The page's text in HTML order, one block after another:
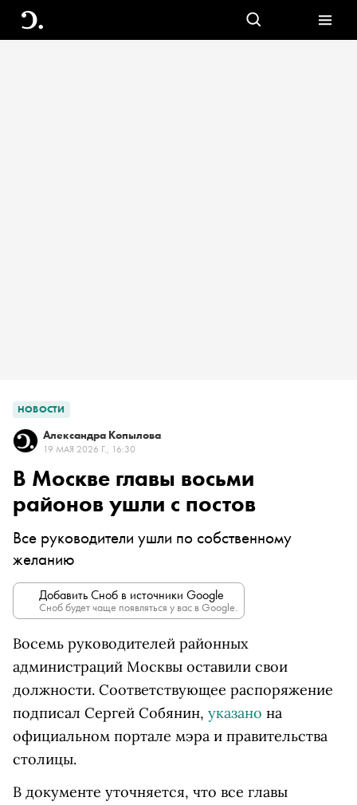
НОВОСТИ
Александра Копылова
19 МАЯ 2026 Г., 16:30
В Москве главы восьми
районов ушли с постов
Все руководители ушли по собственному
желанию
Добавить Сноб в источники Google
Сноб будет чаще появляться у вас в Google.
Восемь руководителей районных
администраций Москвы оставили свои
должности. Соответствующее распоряжение
подписал Сергей Собянин, указано на
официальном портале мэра и правительства
столицы.
В документе уточняется, что все главы